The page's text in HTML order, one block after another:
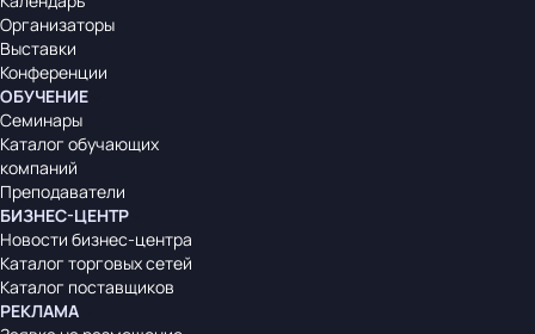
Организаторы
Выставки
Конференции
ОБУЧЕНИЕ
Семинары
Каталог обучающих
компаний
Преподаватели
БИЗНЕС-ЦЕНТР
Новости бизнес-центра
Каталог торговых сетей
Каталог поставщиков
РЕКЛАМА